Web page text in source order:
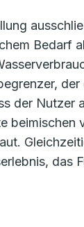
Bedarf
der Nutzer
beimischen
das